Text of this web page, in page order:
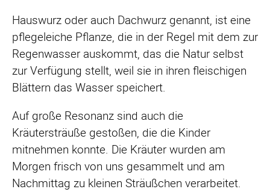
Hauswurz oder auch Dachwurz genannt, ist eine
pflegeleiche Pflanze, die in der Regel mit dem zur
Regenwasser auskommt, das die Natur selbst
zur Verfügung stellt, weil sie in ihren fleischigen
Blättern das Wasser speichert.
Auf große Resonanz sind auch die
Kräutersträuße gestoßen, die die Kinder
mitnehmen konnte. Die Kräuter wurden am
Morgen frisch von uns gesammelt und am
Nachmittag zu kleinen Sträußchen verarbeitet.